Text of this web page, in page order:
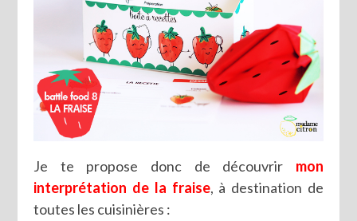
Je te propose donc de découvrir mon
interprétation de la fraise, à destination de
toutes les cuisinières :